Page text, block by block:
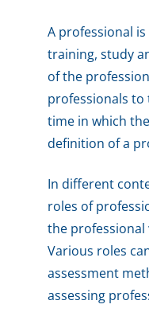
A professional
training, study
of the
professionals
time in which
definition of a
In different
roles of
the professional
Various roles
assessment
assessing